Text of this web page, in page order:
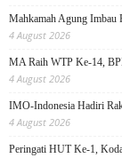
Mahkamah Agung Imbau
4 August 2026
MA Raih WTP Ke-14,
4 August 2026
IMO-Indonesia Hadiri
4 August 2026
Peringati HUT Ke-1,